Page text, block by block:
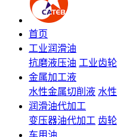
首页
工业润滑油
抗磨液压油 工业齿
金属加工液
水性金属切削液 水
润滑油代加工
变压器油代加工 齿
车用油